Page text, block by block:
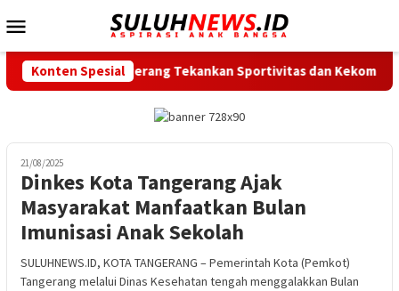
ke
Mobile
Konten Spesial
Bupati Tangerang Tekankan Sportivitas dan Kekompakan ASN
21/08/2025
Dinkes Kota Tangerang Ajak
Masyarakat Manfaatkan Bulan
Imunisasi Anak Sekolah
SULUHNEWS.ID, KOTA TANGERANG – Pemerintah Kota (Pemkot)
Tangerang melalui Dinas Kesehatan tengah menggalakkan Bulan